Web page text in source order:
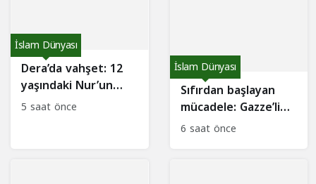
Dera’da vahşet: 12
yaşındaki Nur’un
ölümü Suriye’yi
İslam Dünyası
5 saat önce
Sıfırdan başlayan
mücadele: Gazze’li
çiftçiler topraklarını
İslam Dünyası
6 saat önce